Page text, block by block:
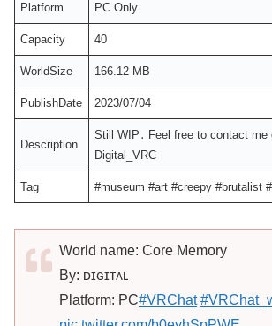
Platform PC Only
Capacity 40
WorldSize 166.12 MB
PublishDate 2023/07/04
Description
Still WIP․ Feel free to contact me
Digital_VRC
Tag #museum #art #creepy #brutalist
World name: Core Memory
By: ᴅɪɢɪᴛᴀʟ
Platform: PC#VRChat